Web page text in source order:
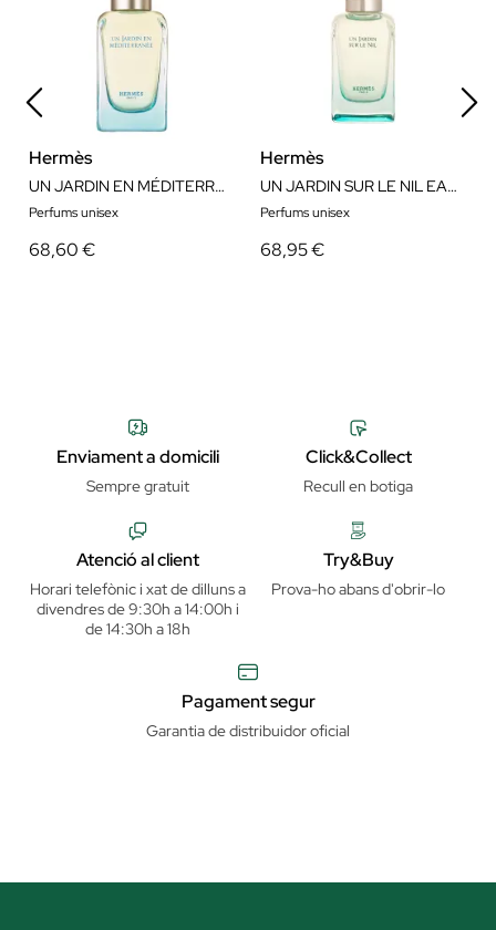
Hermès
UN JARDIN EN MÉDITERRANÉE EAU DE TOILETTE
Perfums unisex
68,60 €
Hermès
UN JARDIN SUR LE NIL EAU DE TOILETTE
Perfums unisex
68,95 €
Enviament a domicili
Sempre gratuit
Click&Collect
Recull en botiga
Atenció al client
Horari telefònic i xat de dilluns a
divendres de 9:30h a 14:00h i
de 14:30h a 18h
Try&Buy
Prova-ho abans d'obrir-lo
Pagament segur
Garantia de distribuidor oficial